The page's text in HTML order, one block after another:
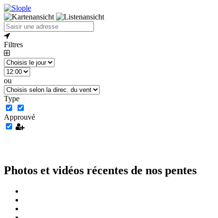
Filtres
ou
Type
Approuvé
Photos et vidéos récentes de nos pentes